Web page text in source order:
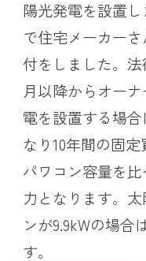
陽光発電を設置
で住宅メーカー
付をしました。
月以降からオー
電を設置する場
なり10年間の固
パワコン容量を
力となります。
ンが9.9kWの場合
す。